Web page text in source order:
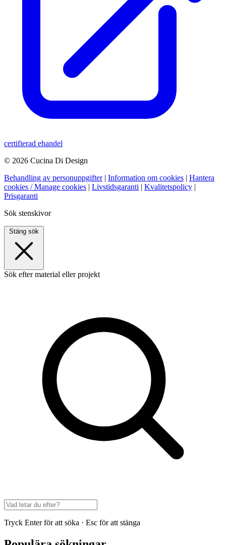
certifierad ehandel
© 2026 Cucina Di Design
Behandling av personuppgifter | Information om cookies | Hantera
cookies / Manage cookies | Livstidsgaranti | Kvalitetspolicy |
Prisgaranti
Sök stenskivor
Stäng sök
Sök efter material eller projekt
Tryck Enter för att söka · Esc för att stänga